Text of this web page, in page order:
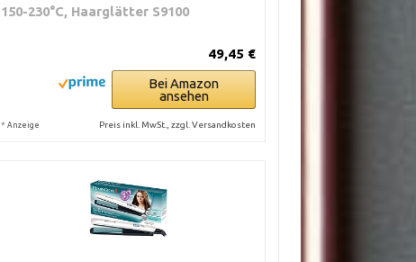
150-230°C, Haarglätter S9100
49,45 €
Bei Amazon
ansehen
* Anzeige Preis inkl. MwSt., zzgl. Versandkosten